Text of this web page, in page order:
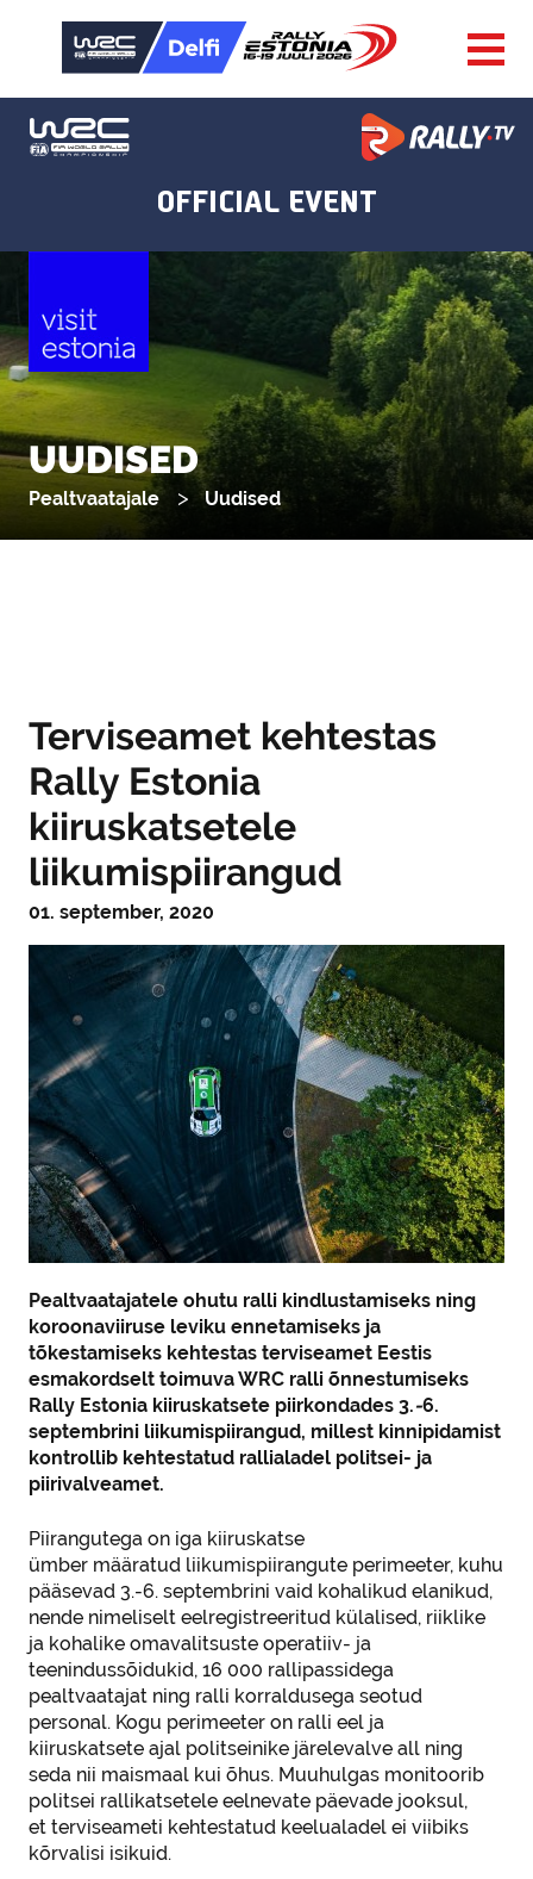
UUDISED
Pealtvaatajale Uudised
Terviseamet kehtestas
Rally Estonia
kiiruskatsetele
liikumispiirangud
01. september, 2020
Pealtvaatajatele ohutu ralli kindlustamiseks ning
koroonaviiruse leviku ennetamiseks ja
tõkestamiseks kehtestas terviseamet Eestis
esmakordselt toimuva WRC ralli õnnestumiseks
Rally Estonia kiiruskatsete piirkondades 3.-6.
septembrini liikumispiirangud, millest kinnipidamist
kontrollib kehtestatud rallialadel politsei- ja
piirivalveamet.
Piirangutega on iga kiiruskatse
ümber määratud liikumispiirangute perimeeter, kuhu
pääsevad 3.-6. septembrini vaid kohalikud elanikud,
nende nimeliselt eelregistreeritud külalised, riiklike
ja kohalike omavalitsuste operatiiv- ja
teenindussõidukid, 16 000 rallipassidega
pealtvaatajat ning ralli korraldusega seotud
personal. Kogu perimeeter on ralli eel ja
kiiruskatsete ajal politseinike järelevalve all ning
seda nii maismaal kui õhus. Muuhulgas monitoorib
politsei rallikatsetele eelnevate päevade jooksul,
et terviseameti kehtestatud keelualadel ei viibiks
kõrvalisi isikuid.